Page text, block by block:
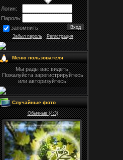
Логин:
Пароль:
запомнить
Забыл пароль·Регистрация
Меню пользователя
Мы рады вас видеть.
Пожалуйста зарегистрируйтесь
или авторизуйтесь!
Случайные фото
Обычные (4:3)